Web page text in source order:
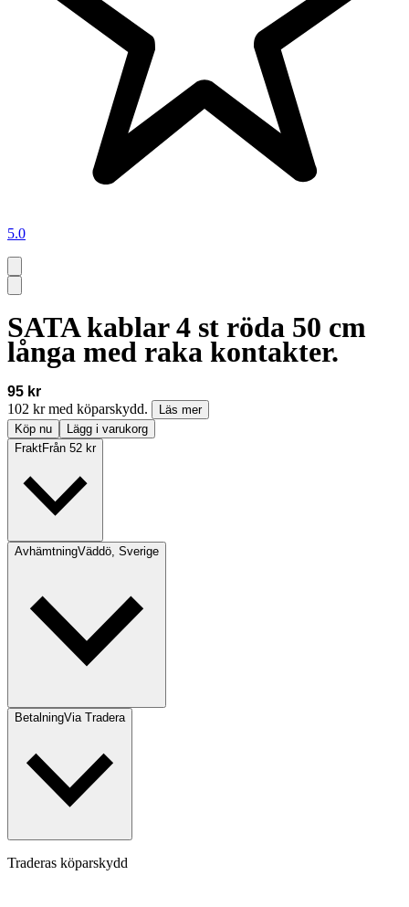
5.0
SATA kablar 4 st röda 50 cm
långa med raka kontakter.
95 kr
102 kr med köparskydd.
Läs mer
Köp nu
Lägg i varukorg
FraktFrån 52 kr
AvhämtningVäddö, Sverige
BetalningVia Tradera
Traderas köparskydd